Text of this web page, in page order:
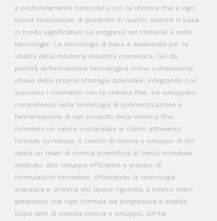
è profondamente intrecciata con la chimica fine e ogni
nuova innovazione di prodotto in questo settore si basa
in modo significativo sui progressi nei materiali e nelle
tecnologie. La tecnologia di base è essenziale per la
vitalità della moderna industria cosmetica. GH dà
priorità all'innovazione tecnologica come componente
chiave della propria strategia aziendale, integrando con
successo i cosmetici con la chimica fine. Ha sviluppato
competenze nella tecnologia di polimerizzazione e
fermentazione di vari prodotti della chimica fine,
fornendo un valore sostanziale ai clienti attraverso
formule su misura. Il centro di ricerca e sviluppo di GH
vanta un team di ricerca scientifica di livello mondiale
dedicato allo sviluppo efficiente e preciso di
formulazioni innovative. Sfruttando la tecnologia
avanzata e un'etica del lavoro rigorosa, il nostro team
garantisce che ogni formula sia progressiva e stabile.
Dopo anni di intensa ricerca e sviluppo, GH ha